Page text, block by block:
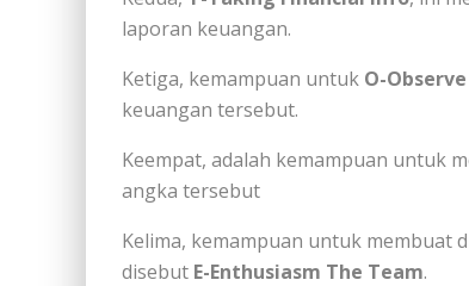
laporan keuangan.
Ketiga, kemampuan untuk O-
keuangan tersebut.
Keempat, adalah kemampuan untuk
angka tersebut
Kelima, kemampuan untuk membuat
disebut E-Enthusiasm The Team.